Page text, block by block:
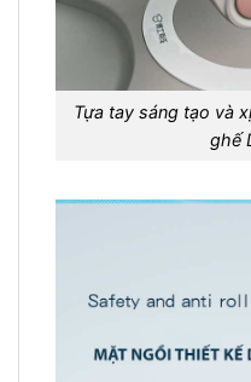
Tựa tay sáng tạo và
ghế